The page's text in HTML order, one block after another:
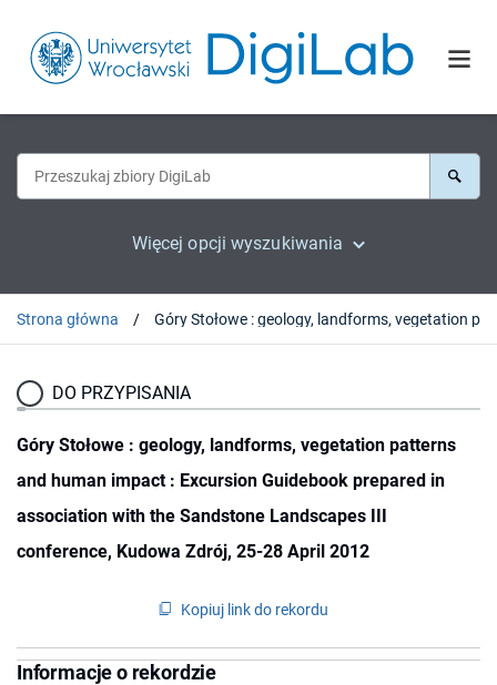
Więcej opcji wyszukiwania
Strona główna
DO PRZYPISANIA
Góry Stołowe : geology, landforms, vegetation patterns
and human impact : Excursion Guidebook prepared in
association with the Sandstone Landscapes III
conference, Kudowa Zdrój, 25-28 April 2012
Kopiuj link do rekordu
Informacje o rekordzie